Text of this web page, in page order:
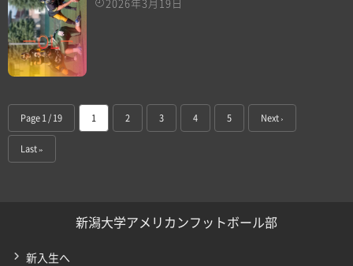
2026年3月19日
Page 1 / 19 1 2 3 4 5 Next ›
Last »
新潟大学アメリカンフットボール部
新入生へ